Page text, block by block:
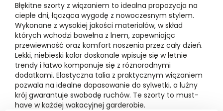
Błękitne szorty z wiązaniem to idealna propozycja na
ciepłe dni, łącząca wygodę z nowoczesnym stylem.
Wykonane z wysokiej jakości materiałów, w skład
których wchodzi bawełna z lnem, zapewniając
przewiewność oraz komfort noszenia przez cały dzień.
Lekki, niebieski kolor doskonale wpisuje się w letnie
trendy i łatwo komponuje się z różnorodnymi
dodatkami. Elastyczna talia z praktycznym wiązaniem
pozwala na idealne dopasowanie do sylwetki, a luźny
krój gwarantuje swobodę ruchów. Te szorty to must-
have w każdej wakacyjnej garderobie.